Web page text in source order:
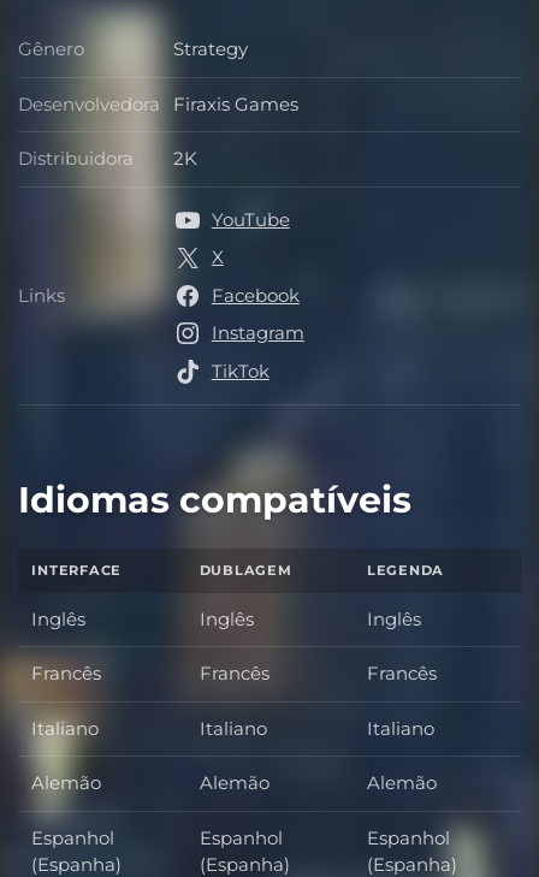
Gênero Gênero
Strategy
Desenvolvedora Desenvolvedora
Firaxis Games
Distribuidora Distribuidora
2K
Links Links
YouTube
X
Facebook
Instagram
TikTok
Idiomas compatíveis
INTERFACE DUBLAGEM LEGENDA
Inglês Inglês Inglês
Francês Francês Francês
Italiano Italiano Italiano
Alemão Alemão Alemão
Espanhol
(Espanha)
Espanhol
(Espanha)
Espanhol
(Espanha)